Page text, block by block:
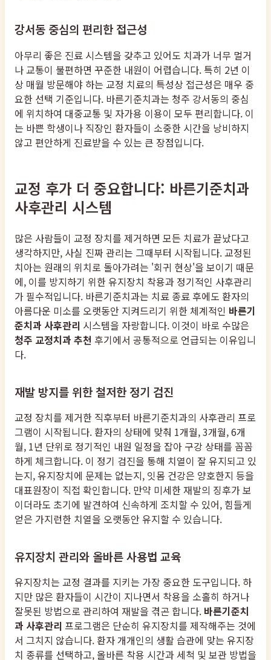
강서동 중심의 편리한 접근성
아무리 좋은 진료 시스템을 갖추고 있어도 치과가 너무 멀거
나 교통이 불편하면 꾸준한 내원이 어렵습니다. 특히 2년 이
상 매월 방문해야 하는 교정 치료의 특성상 접근성은 매우 중
요한 선택 기준입니다. 바른기준치과는 청주 강서동의 중심
에 위치하여 대중교통 및 자가용 이용이 모두 편리합니다. 이
는 바쁜 학생이나 직장인 환자들이 소중한 시간을 낭비하지
않고 편안하게 진료받을 수 있는 큰 장점입니다.
교정 후가 더 중요합니다: 바른기준치과
사후관리 시스템
많은 사람들이 교정 장치를 제거하면 모든 치료가 끝났다고
생각하지만, 사실 진짜 관리는 그때부터 시작됩니다. 교정된
치아는 원래의 위치로 돌아가려는 '회귀 현상'을 보이기 때문
에, 이를 방지하기 위한 유지장치 착용과 정기적인 사후관리
가 필수적입니다. 바른기준치과는 치료 종료 후에도 환자의
아름다운 미소를 오랫동안 지켜드리기 위한 체계적인 바른기
준치과 사후관리 시스템을 자랑합니다. 이것이 바로 수많은
청주 교정치과 추천 후기에서 공통적으로 언급되는 이유입니
다.
재발 방지를 위한 철저한 정기 검진
교정 장치를 제거한 직후부터 바른기준치과의 사후관리 프로
그램이 시작됩니다. 환자의 상태에 맞춰 1개월, 3개월, 6개
월, 1년 단위로 정기적인 내원 일정을 잡아 구강 상태를 꼼꼼
하게 체크합니다. 이 정기 검진을 통해 치열이 잘 유지되고 있
는지, 유지장치에 문제는 없는지, 잇몸 건강은 양호한지 등을
대표원장이 직접 확인합니다. 만약 미세한 재발의 징후가 보
이더라도 초기에 발견하여 신속하게 조치할 수 있어, 힘들게
얻은 가지런한 치열을 오랫동안 유지할 수 있습니다.
유지장치 관리와 올바른 사용법 교육
유지장치는 교정 결과를 지키는 가장 중요한 도구입니다. 하
지만 많은 환자들이 시간이 지나면서 착용을 소홀히 하거나
잘못된 방법으로 관리하여 재발을 겪곤 합니다. 바른기준치
과 사후관리 프로그램은 단순히 유지장치를 제작해주는 것에
서 그치지 않습니다. 환자 개개인의 생활 습관에 맞는 유지장
치 종류를 선택하고, 올바른 착용 시간과 세척 및 보관 방법을